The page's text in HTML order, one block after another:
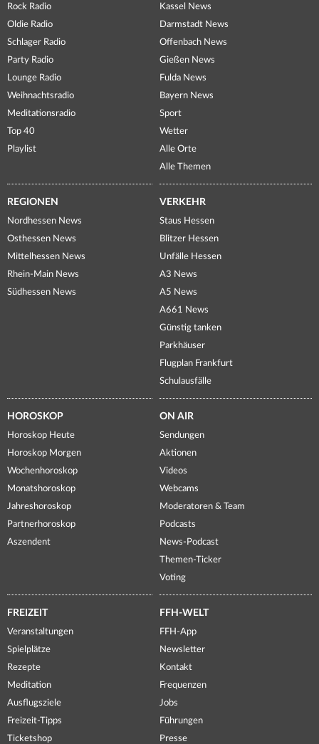
Rock Radio
Oldie Radio
Schlager Radio
Party Radio
Lounge Radio
Weihnachtsradio
Meditationsradio
Top 40
Playlist
Kassel News
Darmstadt News
Offenbach News
Gießen News
Fulda News
Bayern News
Sport
Wetter
Alle Orte
Alle Themen
REGIONEN
Nordhessen News
Osthessen News
Mittelhessen News
Rhein-Main News
Südhessen News
VERKEHR
Staus Hessen
Blitzer Hessen
Unfälle Hessen
A3 News
A5 News
A661 News
Günstig tanken
Parkhäuser
Flugplan Frankfurt
Schulausfälle
HOROSKOP
Horoskop Heute
Horoskop Morgen
Wochenhoroskop
Monatshoroskop
Jahreshoroskop
Partnerhoroskop
Aszendent
ON AIR
Sendungen
Aktionen
Videos
Webcams
Moderatoren & Team
Podcasts
News-Podcast
Themen-Ticker
Voting
FREIZEIT
Veranstaltungen
Spielplätze
Rezepte
Meditation
Ausflugsziele
Freizeit-Tipps
Ticketshop
FFH-WELT
FFH-App
Newsletter
Kontakt
Frequenzen
Jobs
Führungen
Presse